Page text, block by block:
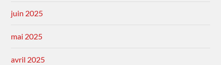
juin 2025
mai 2025
avril 2025